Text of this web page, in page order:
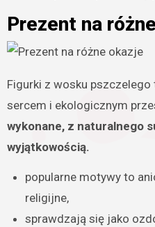
Prezent na
Figurki z wosku pszczelego
sercem i ekologicznym
wykonane, z naturalnego
wyjątkowością.
popularne motywy to
religijne,
sprawdzają się jako